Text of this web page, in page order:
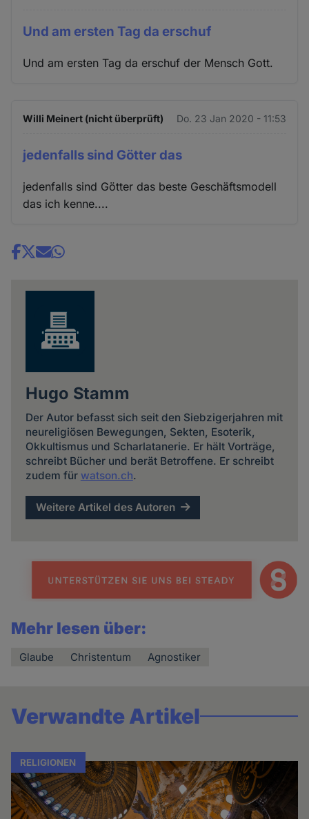
Und am ersten Tag da erschuf
Und am ersten Tag da erschuf der Mensch Gott.
Willi Meinert (nicht überprüft) Do. 23 Jan 2020 - 11:53
jedenfalls sind Götter das
jedenfalls sind Götter das beste Geschäftsmodell
das ich kenne....
Share
Hugo Stamm
Der Autor befasst sich seit den Siebzigerjahren mit
neureligiösen Bewegungen, Sekten, Esoterik,
Okkultismus und Scharlatanerie. Er hält Vorträge,
schreibt Bücher und berät Betroffene. Er schreibt
zudem für watson.ch.
Weitere Artikel des Autoren
Mehr lesen über:
Glaube Christentum Agnostiker
Verwandte Artikel
RELIGIONEN